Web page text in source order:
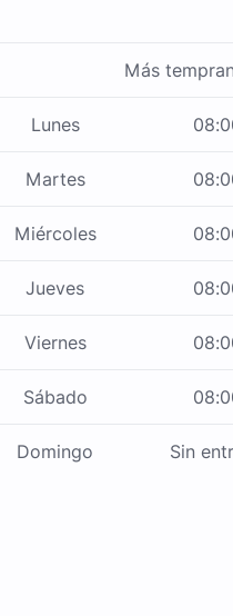
Más
Lunes
Martes
Miércoles
Jueves
Viernes
Sábado
Domingo Sin